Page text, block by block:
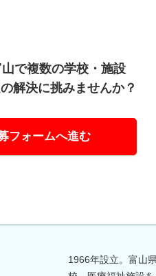
で複数の学校・施設
解決に挑みませんか？
フォームへ進む
1966年設立。富山